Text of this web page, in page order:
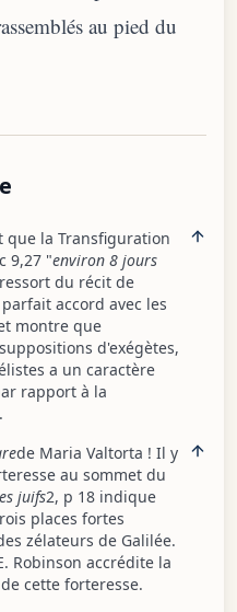
au pied du
que la Transfiguration
9,27 "environ 8 jours
du récit de
accord avec les
montre que
d'exégètes,
a un caractère
rapport à la
de Maria Valtorta ! Il y
au sommet du
juifs2, p 18 indique
places fortes
zélateurs de Galilée.
Robinson accrédite la
cette forteresse.